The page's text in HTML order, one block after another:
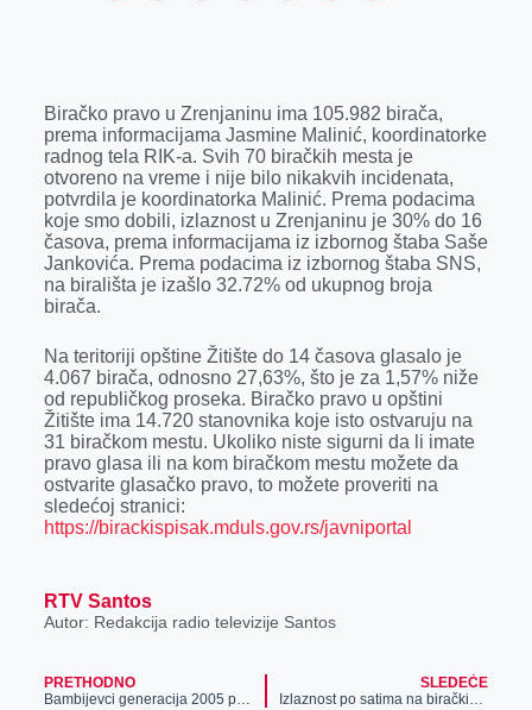
b
o
o
k
e
n
g
e
r
e
d
I
n
r
s
A
p
p
l
Biračko pravo u Zrenjaninu ima 105.982 birača,
prema informacijama Jasmine Malinić, koordinatorke
radnog tela RIK-a. Svih 70 biračkih mesta je
otvoreno na vreme i nije bilo nikakvih incidenata,
potvrdila je koordinatorka Malinić. Prema podacima
koje smo dobili, izlaznost u Zrenjaninu je 30% do 16
časova, prema informacijama iz izbornog štaba Saše
Jankovića. Prema podacima iz izbornog štaba SNS,
na birališta je izašlo 32.72% od ukupnog broja
birača.
Na teritoriji opštine Žitište do 14 časova glasalo je
4.067 birača, odnosno 27,63%, što je za 1,57% niže
od republičkog proseka. Biračko pravo u opštini
Žitište ima 14.720 stanovnika koje isto ostvaruju na
31 biračkom mestu. Ukoliko niste sigurni da li imate
pravo glasa ili na kom biračkom mestu možete da
ostvarite glasačko pravo, to možete proveriti na
sledećoj stranici:
https://birackispisak.mduls.gov.rs/javniportal
RTV Santos
Autor: Redakcija radio televizije Santos
PRETHODNO
Bambijevci generacija 2005 prvaci Srbije
SLEDEĆE
Izlaznost po satima na biračkim mestima u Zrenjaninu